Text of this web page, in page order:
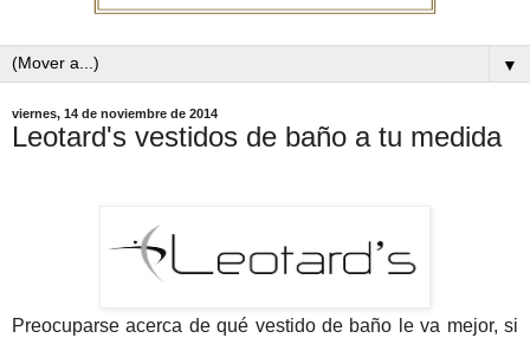
▼
viernes, 14 de noviembre de 2014
Leotard's vestidos de baño a tu medida
Preocuparse acerca de qué vestido de baño le va mejor, si